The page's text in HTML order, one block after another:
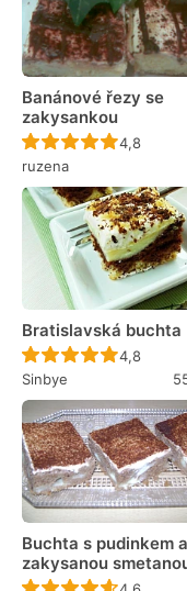
Banánové řezy se
zakysankou
Recept
4,8
ruzena
Bratislavská buchta
Recept
4,8
Sinbye
Buchta s pudinkem a
zakysanou
Recept